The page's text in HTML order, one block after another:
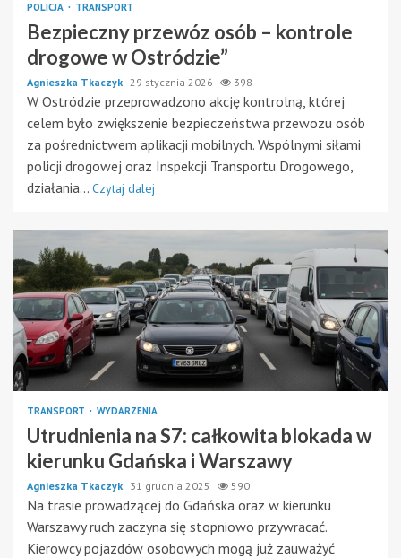
POLICJA TRANSPORT
Bezpieczny przewóz osób – kontrole
drogowe w Ostródzie”
Agnieszka Tkaczyk 29 stycznia 2026 398
W Ostródzie przeprowadzono akcję kontrolną, której
celem było zwiększenie bezpieczeństwa przewozu osób
za pośrednictwem aplikacji mobilnych. Wspólnymi siłami
policji drogowej oraz Inspekcji Transportu Drogowego,
działania... Czytaj dalej
TRANSPORT WYDARZENIA
Utrudnienia na S7: całkowita blokada w
kierunku Gdańska i Warszawy
Agnieszka Tkaczyk 31 grudnia 2025 590
Na trasie prowadzącej do Gdańska oraz w kierunku
Warszawy ruch zaczyna się stopniowo przywracać.
Kierowcy pojazdów osobowych mogą już zauważyć